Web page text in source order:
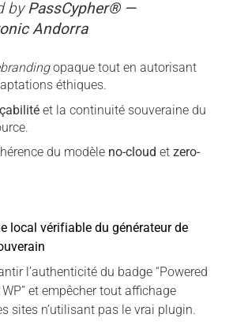
byPassCypher® —
Andorra
opaque tout en autorisant
éthiques.
et la continuité souveraine du
du modèle no-cloud et zero-
local vérifiable du générateur de
l’authenticité du badge “Powered
et empêcher tout affichage
sites n’utilisant pas le vrai plugin.